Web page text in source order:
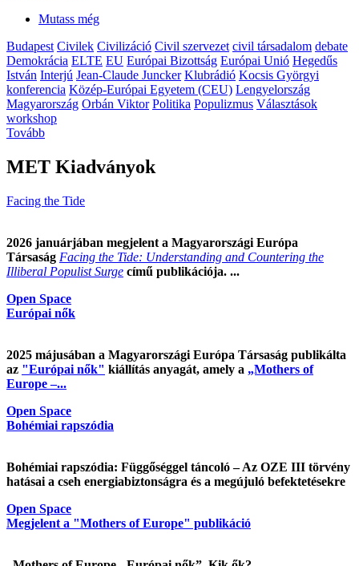
Mutass még
Budapest Civilek Civilizáció Civil szervezet civil társadalom debate
Demokrácia ELTE EU Európai Bizottság Európai Unió Hegedűs
István Interjú Jean-Claude Juncker Klubrádió Kocsis Györgyi
konferencia Közép-Európai Egyetem (CEU) Lengyelország
Magyarország Orbán Viktor Politika Populizmus Választások
workshop
Tovább
MET Kiadványok
Facing the Tide
2026 januárjában megjelent a Magyarországi Európa
Társaság Facing the Tide: Understanding and Countering the
Illiberal Populist Surge című publikációja. ...
Open Space
Európai nők
2025 májusában a Magyarországi Európa Társaság publikálta
az "Európai nők" kiállítás anyagát, amely a „Mothers of
Europe –...
Open Space
Bohémiai rapszódia
Bohémiai rapszódia: Függőséggel táncoló – Az OZE III törvény
hatásai a cseh energiabiztonságra és a megújuló befektetésekre
Open Space
Megjelent a "Mothers of Europe" publikáció